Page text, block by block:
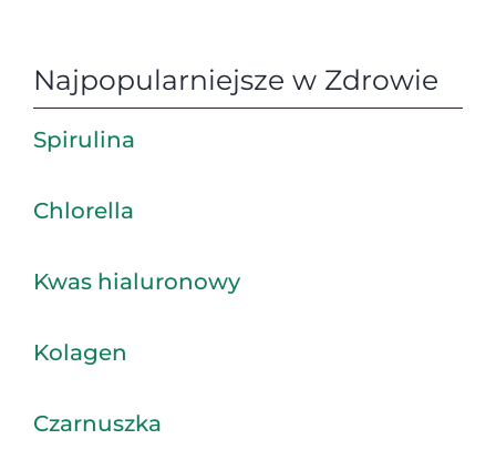
Najpopularniejsze w Zdrowie
Spirulina
Chlorella
Kwas hialuronowy
Kolagen
Czarnuszka